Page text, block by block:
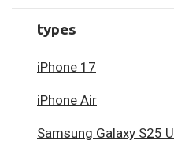
types
iPhone 17
iPhone Air
Samsung Galaxy S25